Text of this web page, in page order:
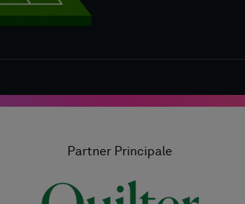
Partner Principale